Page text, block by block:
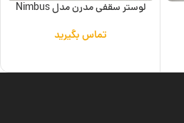
لوستر سقفی مدرن مدل Nimbus
تماس بگیرید